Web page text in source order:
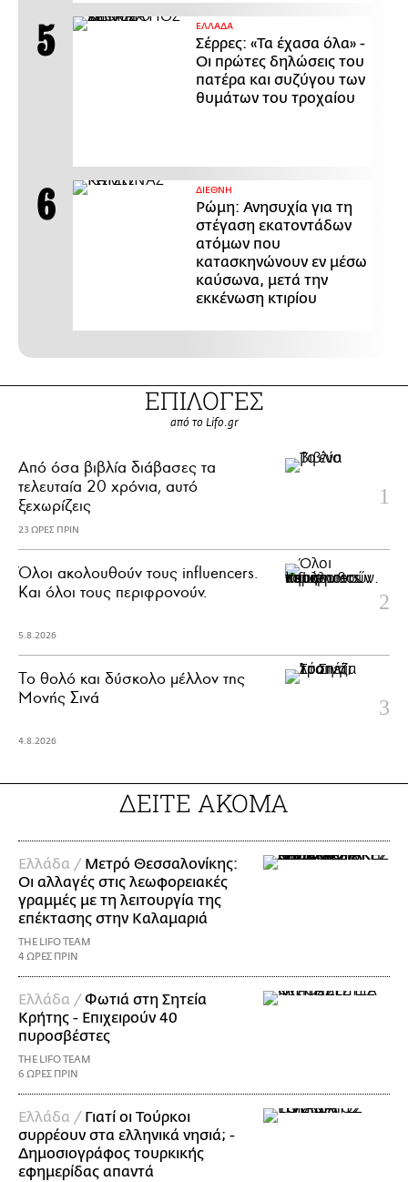
ΕΛΛΑΔΑ
Σέρρες: «Τα έχασα όλα» -
Οι πρώτες δηλώσεις του
πατέρα και συζύγου των
θυμάτων του τροχαίου
ΔΙΕΘΝΗ
Ρώμη: Ανησυχία για τη
στέγαση εκατοντάδων
ατόμων που
κατασκηνώνουν εν μέσω
καύσωνα, μετά την
εκκένωση κτιρίου
ΕΠΙΛΟΓΕΣ
από το Lifo.gr
Από όσα βιβλία διάβασες τα
τελευταία 20 χρόνια, αυτό
ξεχωρίζεις
23 ΩΡΕΣ ΠΡΙΝ
Όλοι ακολουθούν τους influencers.
Και όλοι τους περιφρονούν.
5.8.2026
Το θολό και δύσκολο μέλλον της
Μονής Σινά
4.8.2026
ΔΕΙΤΕ ΑΚΟΜΑ
Ελλάδα / Μετρό Θεσσαλονίκης:
Οι αλλαγές στις λεωφορειακές
γραμμές με τη λειτουργία της
επέκτασης στην Καλαμαριά
THE LIFO TEAM
4 ΩΡΕΣ ΠΡΙΝ
Ελλάδα / Φωτιά στη Σητεία
Κρήτης - Επιχειρούν 40
πυροσβέστες
THE LIFO TEAM
6 ΩΡΕΣ ΠΡΙΝ
Ελλάδα / Γιατί οι Τούρκοι
συρρέουν στα ελληνικά νησιά; -
Δημοσιογράφος τουρκικής
εφημερίδας απαντά